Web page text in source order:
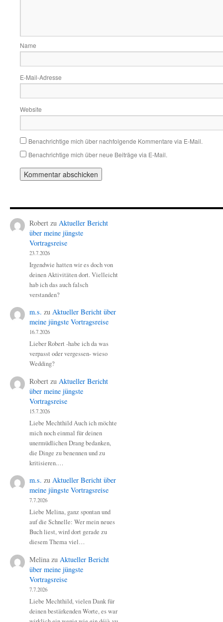
Name
E-Mail-Adresse
Website
Benachrichtige mich über nachfolgende Kommentare via E-Mail.
Benachrichtige mich über neue Beiträge via E-Mail.
Robert zu Aktueller Bericht
über meine jüngste
Vortragsreise
23.7.2026
Irgendwie hatten wir es doch von
deinen Aktivitäten dort. Vielleicht
hab ich das auch falsch
verstanden?
m.s. zu Aktueller Bericht über
meine jüngste Vortragsreise
16.7.2026
Lieber Robert -habe ich da was
verpasst oder vergessen- wieso
Wedding?
Robert zu Aktueller Bericht
über meine jüngste
Vortragsreise
15.7.2026
Liebe Mechthild Auch ich möchte
mich noch einmal für deinen
unermüdlichen Drang bedanken,
die Dinge zu benennen und zu
kritisieren.…
m.s. zu Aktueller Bericht über
meine jüngste Vortragsreise
7.7.2026
Liebe Melina, ganz spontan und
auf die Schnelle: Wer mein neues
Buch liest, wird dort gerade zu
diesem Thema viel…
Melina zu Aktueller Bericht
über meine jüngste
Vortragsreise
7.7.2026
Liebe Mechthild, vielen Dank für
deinen bestärkenden Worte, es war